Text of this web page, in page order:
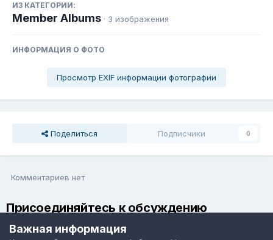
ИЗ КАТЕГОРИИ:
Member Albums · 3 изображения
ИНФОРМАЦИЯ О ФОТО
Просмотр EXIF информации фотографии
Поделиться Подписчики 0
Комментариев нет
Присоединяйтесь к обсуждению
у вас есть аккаунт,авторизуйтесь
Важная информация